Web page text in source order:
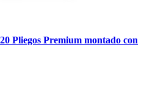
Pliegos Premium montado con